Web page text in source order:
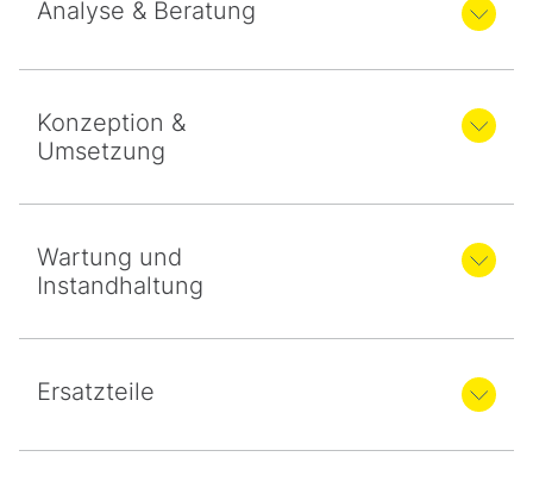
Analyse & Beratung
Konzeption &
Umsetzung
Wartung und
Instandhaltung
Ersatzteile